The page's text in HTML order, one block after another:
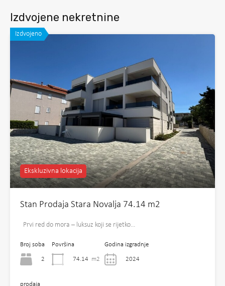
Izdvojene nekretnine
Izdvojeno
Ekskluzivna lokacija
Stan Prodaja Stara Novalja 74.14 m2
Prvi red do mora – luksuz koji se rijetko…
Broj soba
2
Površina
74.14 m2
Godina izgradnje
2024
prodaja